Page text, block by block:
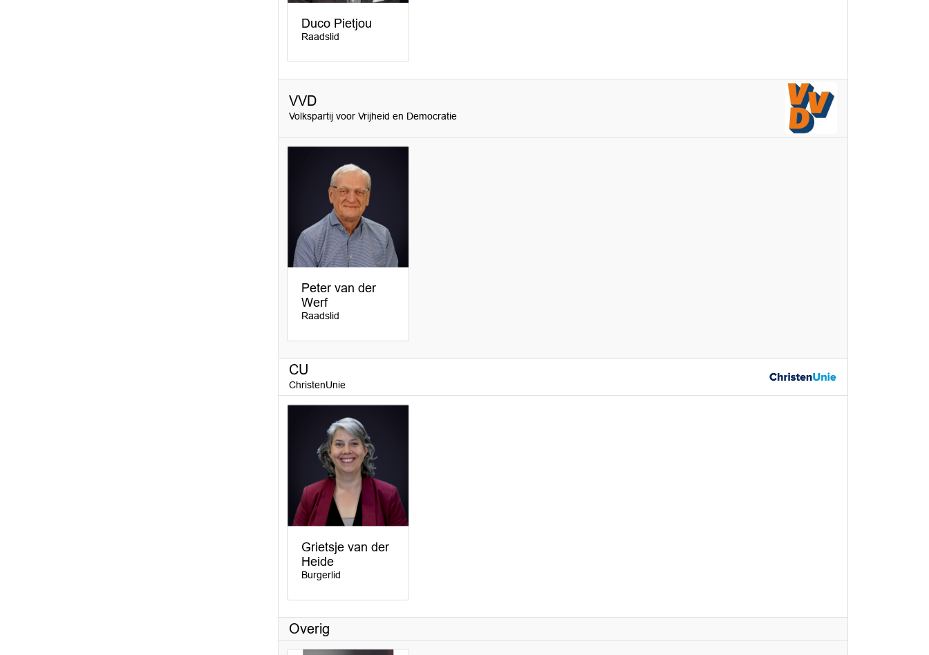
Duco Pietjou
Raadslid
VVD
Volkspartij voor Vrijheid en Democratie
Peter van der
Werf
Raadslid
CU
ChristenUnie
Grietsje van der
Heide
Burgerlid
Overig